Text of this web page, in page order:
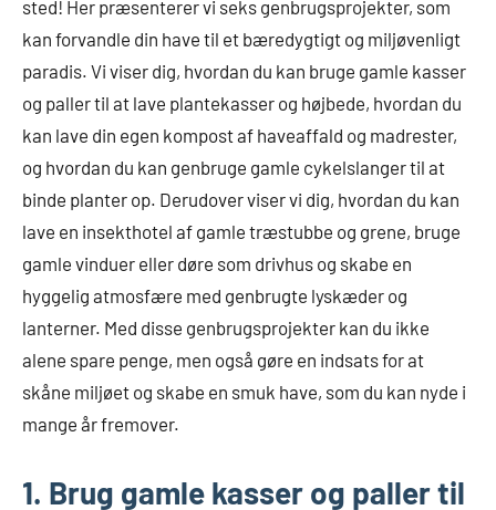
sted! Her præsenterer vi seks genbrugsprojekter, som
kan forvandle din have til et bæredygtigt og miljøvenligt
paradis. Vi viser dig, hvordan du kan bruge gamle kasser
og paller til at lave plantekasser og højbede, hvordan du
kan lave din egen kompost af haveaffald og madrester,
og hvordan du kan genbruge gamle cykelslanger til at
binde planter op. Derudover viser vi dig, hvordan du kan
lave en insekthotel af gamle træstubbe og grene, bruge
gamle vinduer eller døre som drivhus og skabe en
hyggelig atmosfære med genbrugte lyskæder og
lanterner. Med disse genbrugsprojekter kan du ikke
alene spare penge, men også gøre en indsats for at
skåne miljøet og skabe en smuk have, som du kan nyde i
mange år fremover.
1. Brug gamle kasser og paller til